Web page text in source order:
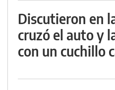
Discutieron en
cruzó el auto y
con un cuchillo